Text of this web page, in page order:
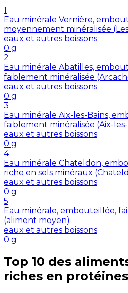
1
Eau minérale Vernière,
moyennement minéralisée
eaux et autres boissons
0 g
2
Eau minérale Abatilles,
faiblement minéralisée
eaux et autres boissons
0 g
3
Eau minérale Aix-les-Bains,
faiblement minéralisée (Aix-les-
eaux et autres boissons
0 g
4
Eau minérale Chateldon,
riche en sels minéraux
eaux et autres boissons
0 g
5
Eau minérale, embouteillée,
(aliment moyen)
eaux et autres boissons
0 g
Top 10 des
riches en protéines